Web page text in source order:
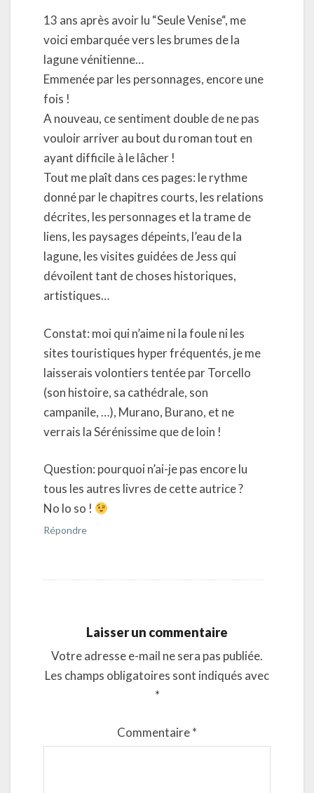
13 ans après avoir lu “Seule Venise“, me
voici embarquée vers les brumes de la
lagune vénitienne…
Emmenée par les personnages, encore une
fois !
A nouveau, ce sentiment double de ne pas
vouloir arriver au bout du roman tout en
ayant difficile à le lâcher !
Tout me plaît dans ces pages: le rythme
donné par le chapitres courts, les relations
décrites, les personnages et la trame de
liens, les paysages dépeints, l’eau de la
lagune, les visites guidées de Jess qui
dévoilent tant de choses historiques,
artistiques…
Constat: moi qui n’aime ni la foule ni les
sites touristiques hyper fréquentés, je me
laisserais volontiers tentée par Torcello
(son histoire, sa cathédrale, son
campanile, …), Murano, Burano, et ne
verrais la Sérénissime que de loin !
Question: pourquoi n’ai-je pas encore lu
tous les autres livres de cette autrice ?
No lo so !
Répondre
Laisser un commentaire
Votre adresse e-mail ne sera pas publiée.
Les champs obligatoires sont indiqués avec
*
Commentaire*